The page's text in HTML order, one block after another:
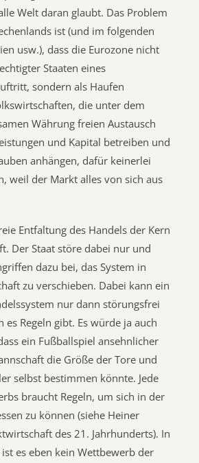
Welt daran glaubt. Das Problem
ist (und im folgenden
usw.), dass die Eurozone nicht
Staaten eines
sondern als Haufen
die unter dem
Währung freien Austausch
und Kapital betreiben und
anhängen, dafür keinerlei
weil der Markt alles von sich aus
Entfaltung des Handels der Kern
Der Staat störe dabei nur und
dazu bei, das System in
zu verschieben. Dabei kann ein
nur dann störungsfrei
Regeln gibt. Es würde ja auch
ein Fußballspiel ansehnlicher
die Größe der Tore und
selbst bestimmen könnte. Jede
braucht Regeln, um sich in der
zu können (siehe Heiner
des 21. Jahrhunderts). In
es eben kein Wettbewerb der